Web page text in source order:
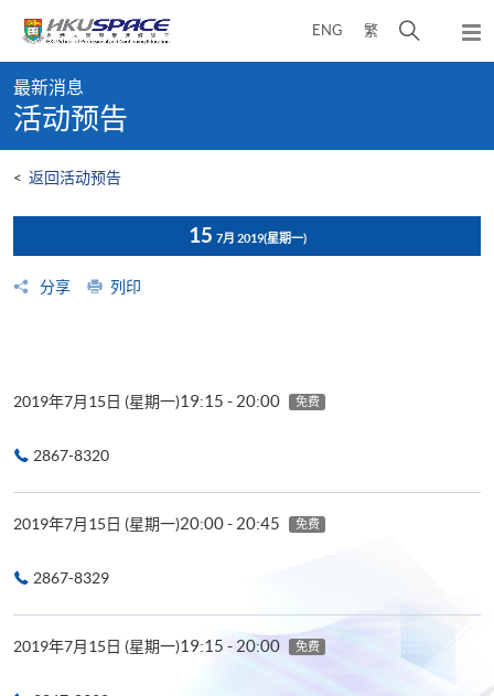
content
ENG 繁
开
弹
出
content
start
最新消息
活动预告
< 返回活动预告
15 7月 2019(星期一)
分享 列印
2019年7月15日 (星期一)19:15 - 20:00 免费
2867-8320
2019年7月15日 (星期一)20:00 - 20:45 免费
2867-8329
2019年7月15日 (星期一)19:15 - 20:00 免费